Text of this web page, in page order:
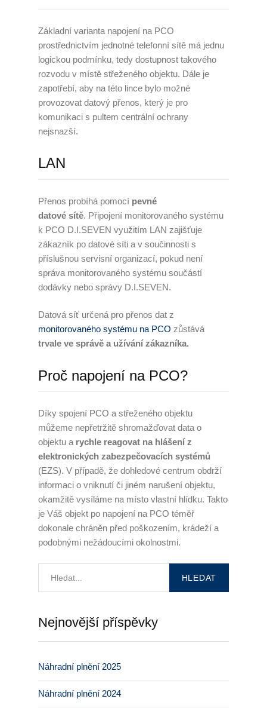
Základní varianta napojení na PCO
prostřednictvím jednotné telefonní sítě má jednu
logickou podmínku, tedy dostupnost takového
rozvodu v místě střeženého objektu. Dále je
zapotřebí, aby na této lince bylo možné
provozovat datový přenos, který je pro
komunikaci s pultem centrální ochrany
nejsnazší.
LAN
Přenos probíhá pomocí pevné
datové sítě. Připojení monitorovaného systému
k PCO D.I.SEVEN využitím LAN zajišťuje
zákazník po datové síti a v součinnosti s
příslušnou servisní organizací, pokud není
správa monitorovaného systému součástí
dodávky nebo správy D.I.SEVEN.
Datová síť určená pro přenos dat z
monitorovaného systému na PCO zůstává
trvale ve správě a užívání zákazníka.
Proč napojení na PCO?
Díky spojení PCO a střeženého objektu
můžeme nepřetržitě shromažďovat data o
objektu a rychle reagovat na hlášení z
elektronických zabezpečovacích systémů
(EZS). V případě, že dohledové centrum obdrží
informaci o vniknutí či jiném narušení objektu,
okamžitě vysíláme na místo vlastní hlídku. Takto
je Váš objekt po napojení na PCO téměř
dokonale chráněn před poškozením, krádeží a
podobnými nežádoucími okolnostmi.
Nejnovější příspěvky
Náhradní plnění 2025
Náhradní plnění 2024